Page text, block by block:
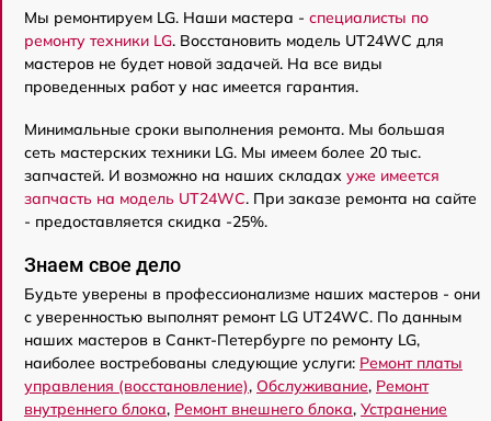
Мы ремонтируем LG. Наши мастера - специалисты по
ремонту техники LG. Восстановить модель UT24WC для
мастеров не будет новой задачей. На все виды
проведенных работ у нас имеется гарантия.
Минимальные сроки выполнения ремонта. Мы большая
сеть мастерских техники LG. Мы имеем более 20 тыс.
запчастей. И возможно на наших складах уже имеется
запчасть на модель UT24WC. При заказе ремонта на сайте
- предоставляется скидка -25%.
Знаем свое дело
Будьте уверены в профессионализме наших мастеров - они
с уверенностью выполнят ремонт LG UT24WC. По данным
наших мастеров в Санкт-Петербурге по ремонту LG,
наиболее востребованы следующие услуги: Ремонт платы
управления (восстановление), Обслуживание, Ремонт
внутреннего блока, Ремонт внешнего блока, Устранение